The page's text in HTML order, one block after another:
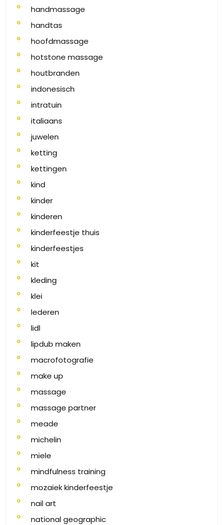
handmassage
handtas
hoofdmassage
hotstone massage
houtbranden
indonesisch
intratuin
italiaans
juwelen
ketting
kettingen
kind
kinder
kinderen
kinderfeestje thuis
kinderfeestjes
kit
kleding
klei
lederen
lidl
lipdub maken
macrofotografie
make up
massage
massage partner
meade
michelin
miele
mindfulness training
mozaiek kinderfeestje
nail art
national geographic